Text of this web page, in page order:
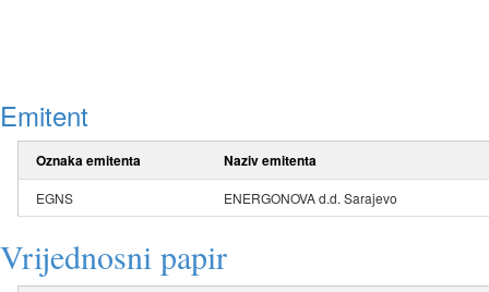
Emitent
Oznaka emitenta Naziv emitenta
EGNS ENERGONOVA d.d. Sarajevo
Vrijednosni papir